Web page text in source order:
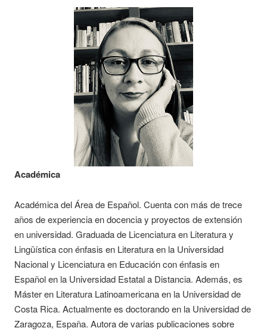
Académica
Académica del Área de Español. Cuenta con más de trece
años de experiencia en docencia y proyectos de extensión
en universidad. Graduada de Licenciatura en Literatura y
Lingüística con énfasis en Literatura en la Universidad
Nacional y Licenciatura en Educación con énfasis en
Español en la Universidad Estatal a Distancia. Además, es
Máster en Literatura Latinoamericana en la Universidad de
Costa Rica. Actualmente es doctorando en la Universidad de
Zaragoza, España. Autora de varias publicaciones sobre